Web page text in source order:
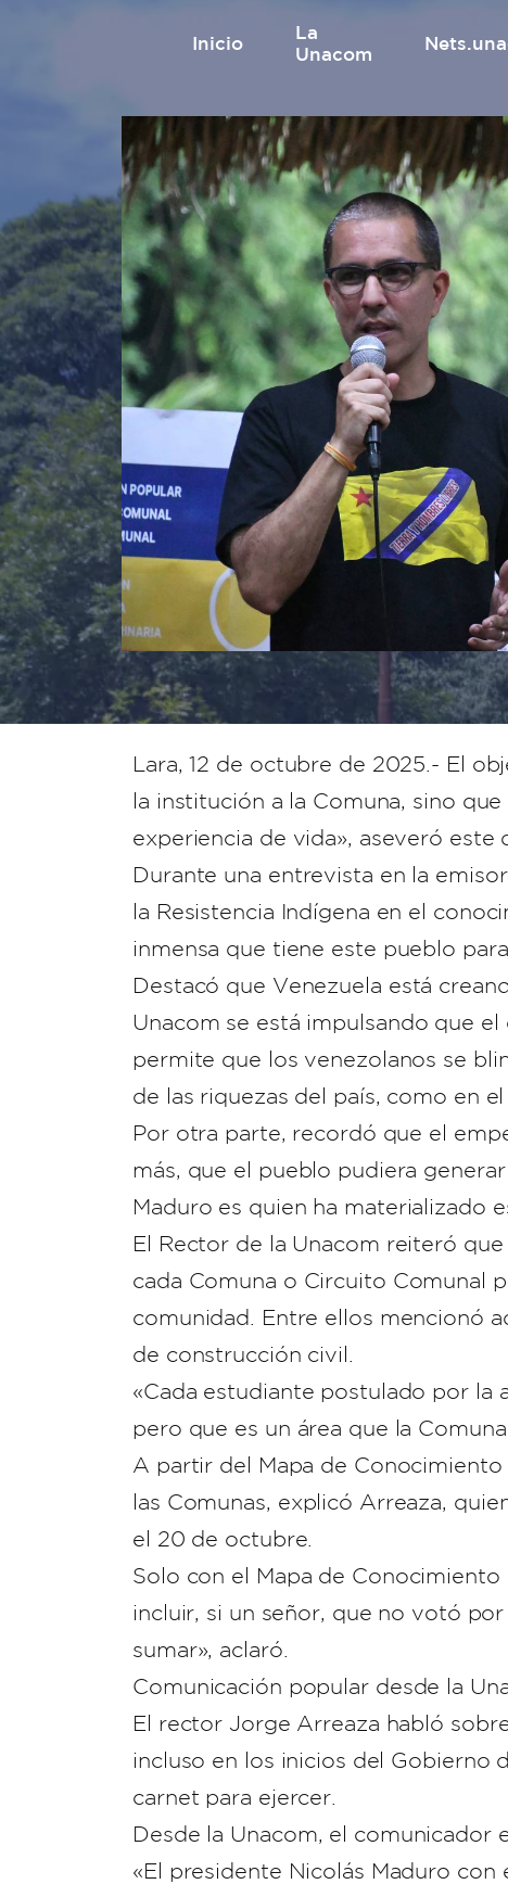
inicio
La
Unacom
Lara, 12 de octubre de 2025.- El
la institución a la Comuna, sino
experiencia de vida», aseveró
Durante una entrevista en la
la Resistencia Indígena en el
inmensa que tiene este pueblo
Destacó que Venezuela está
Unacom se está impulsando que
permite que los venezolanos se
de las riquezas del país, como en
Por otra parte, recordó que el
más, que el pueblo pudiera
Maduro es quien ha materializado
El Rector de la Unacom reiteró
cada Comuna o Circuito Comunal
comunidad. Entre ellos mencionó
de construcción civil.
«Cada estudiante postulado por la
pero que es un área que la
A partir del Mapa de
las Comunas, explicó Arreaza,
el 20 de octubre.
Solo con el Mapa de
incluir, si un señor, que no votó
sumar», aclaró.
Comunicación popular desde la
El rector Jorge Arreaza habló
incluso en los inicios del Gobierno
carnet para ejercer.
Desde la Unacom, el comunicador
«El presidente Nicolás Maduro